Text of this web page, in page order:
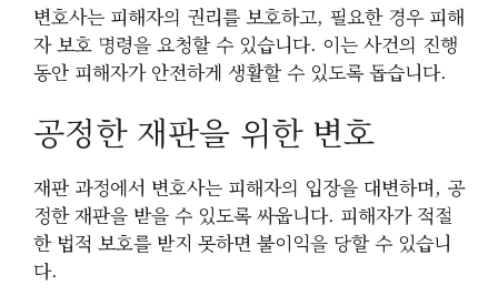
변호사는 피해자의 권리를 보호하고, 필요한 경우 피해
자 보호 명령을 요청할 수 있습니다. 이는 사건의 진행
동안 피해자가 안전하게 생활할 수 있도록 돕습니다.
공정한 재판을 위한 변호
재판 과정에서 변호사는 피해자의 입장을 대변하며, 공
정한 재판을 받을 수 있도록 싸웁니다. 피해자가 적절
한 법적 보호를 받지 못하면 불이익을 당할 수 있습니
다.